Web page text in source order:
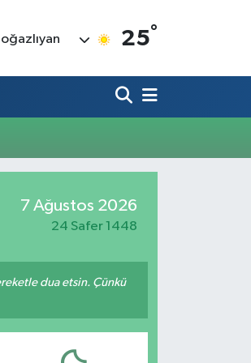
25°
7 Ağustos 2026
24 Safer 1448
dua etsin. Çünkü